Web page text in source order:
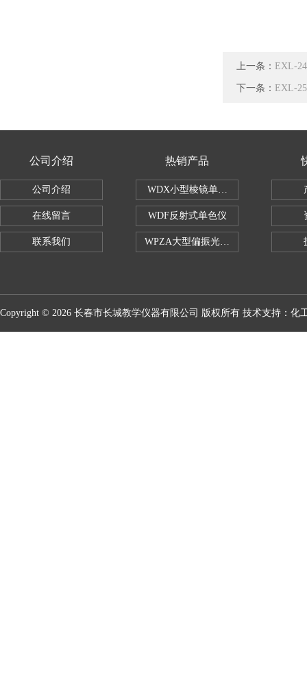
上一条： EXL-
下一条： EXL-
公司介绍
公司介绍
在线留言
联系我们
热销产品
WDX小型棱镜单色仪
WDF反射式单色仪
WPZA大型偏振光演示仪
Copyright © 2026 长春市长城教学仪器有限公司 版权所有 技术支持： 化